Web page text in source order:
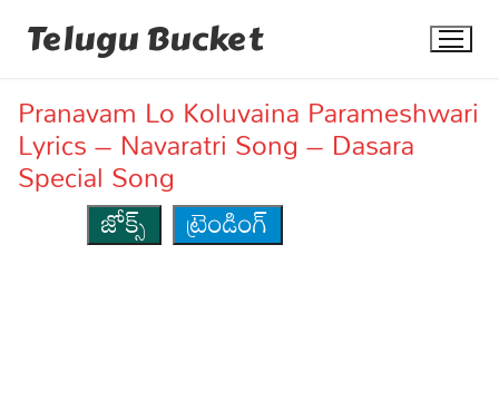
Telugu Bucket
Quotes
Pranavam Lo Koluvaina Parameshwari
Lyrics – Navaratri Song – Dasara
Special Song
జోక్స్
ట్రెండింగ్